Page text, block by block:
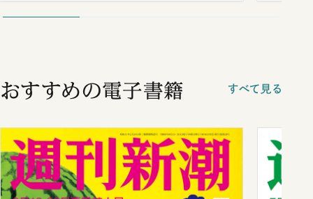
おすすめの電子書籍 すべて見る